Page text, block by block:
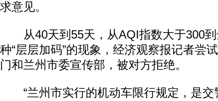
求意见。
从40天到55天，从AQI指数大于300到
种“层层加码”的现象，经济观察报记者尝
门和兰州市委宣传部，被对方拒绝。
“兰州市实行的机动车限行规定，是交